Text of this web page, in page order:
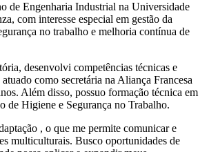
de Engenharia Industrial na Universidade
com interesse especial em gestão da
no trabalho e melhoria contínua de
desenvolvi competências técnicas e
como secretária na Aliança Francesa
Além disso, possuo formação técnica em
de Higiene e Segurança no Trabalho.
, o que me permite comunicar e
multiculturais. Busco oportunidades de